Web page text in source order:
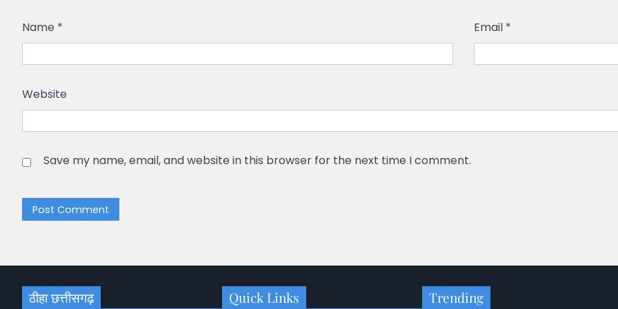
Name * Email *
Website
Save my name, email, and website in this browser for the next time I comment.
ठीहा छत्तीसगढ़ Quick Links Trending